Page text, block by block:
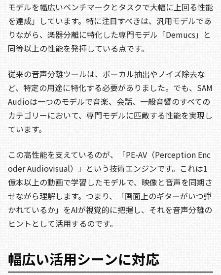
モデルを幅広いベンチマークとタスクで大幅に上回る性能
を達成」しています。特に注目すべきは、汎用モデルであ
りながら、楽器分離に特化した専門モデル「Demucs」と
同等以上の性能を発揮している点です。
従来の音声分離ツールは、ボーカル抽出やノイズ除去な
ど、特定の用途に特化する必要がありました。でも、SAM
Audioは一つのモデルで音楽、会話、一般音響のすべての
カテゴリーにおいて、専門モデルに匹敵する性能を実現し
ています。
この高性能を支えているのが、「PE-AV（Perception Enc
oder Audiovisual）」という技術エンジンです。これは1
億本以上の動画で学習したモデルで、映像と音声を同期さ
せながら理解します。つまり、「画面上のギターがいつ弾
かれているか」をAIが視覚的に把握し、それを音声分離の
ヒントとして活用するのです。
幅広い活用シーンに対応